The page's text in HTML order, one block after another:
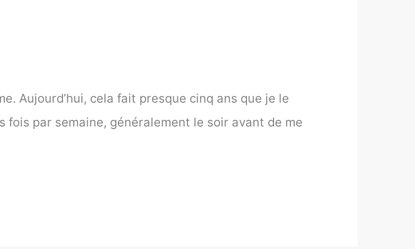
Aujourd’hui, cela fait presque cinq ans que je le
par semaine, généralement le soir avant de me